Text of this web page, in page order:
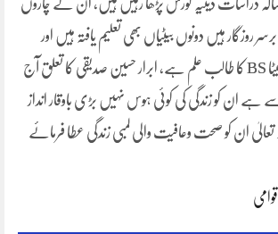
سالہ دراسات دینیہ کورس پڑھا رہیں ہیں، ان کے چاروں
برسر روزگار ہیں دونوں بیٹیاں بھی تعلیم یافتہ ہیں اور
شادی شدہ ہیں ایک بیٹا BS کا طالب علم ہے، ابرار حسین صدیقی کا تعلق آج
ہے ان کو زندگی کی کوئی ہوس نہیں بڑی باوقار انداز
تعالیٰ ان کو صحت وعافیت والی لمبی زندگی عطا فرمائے